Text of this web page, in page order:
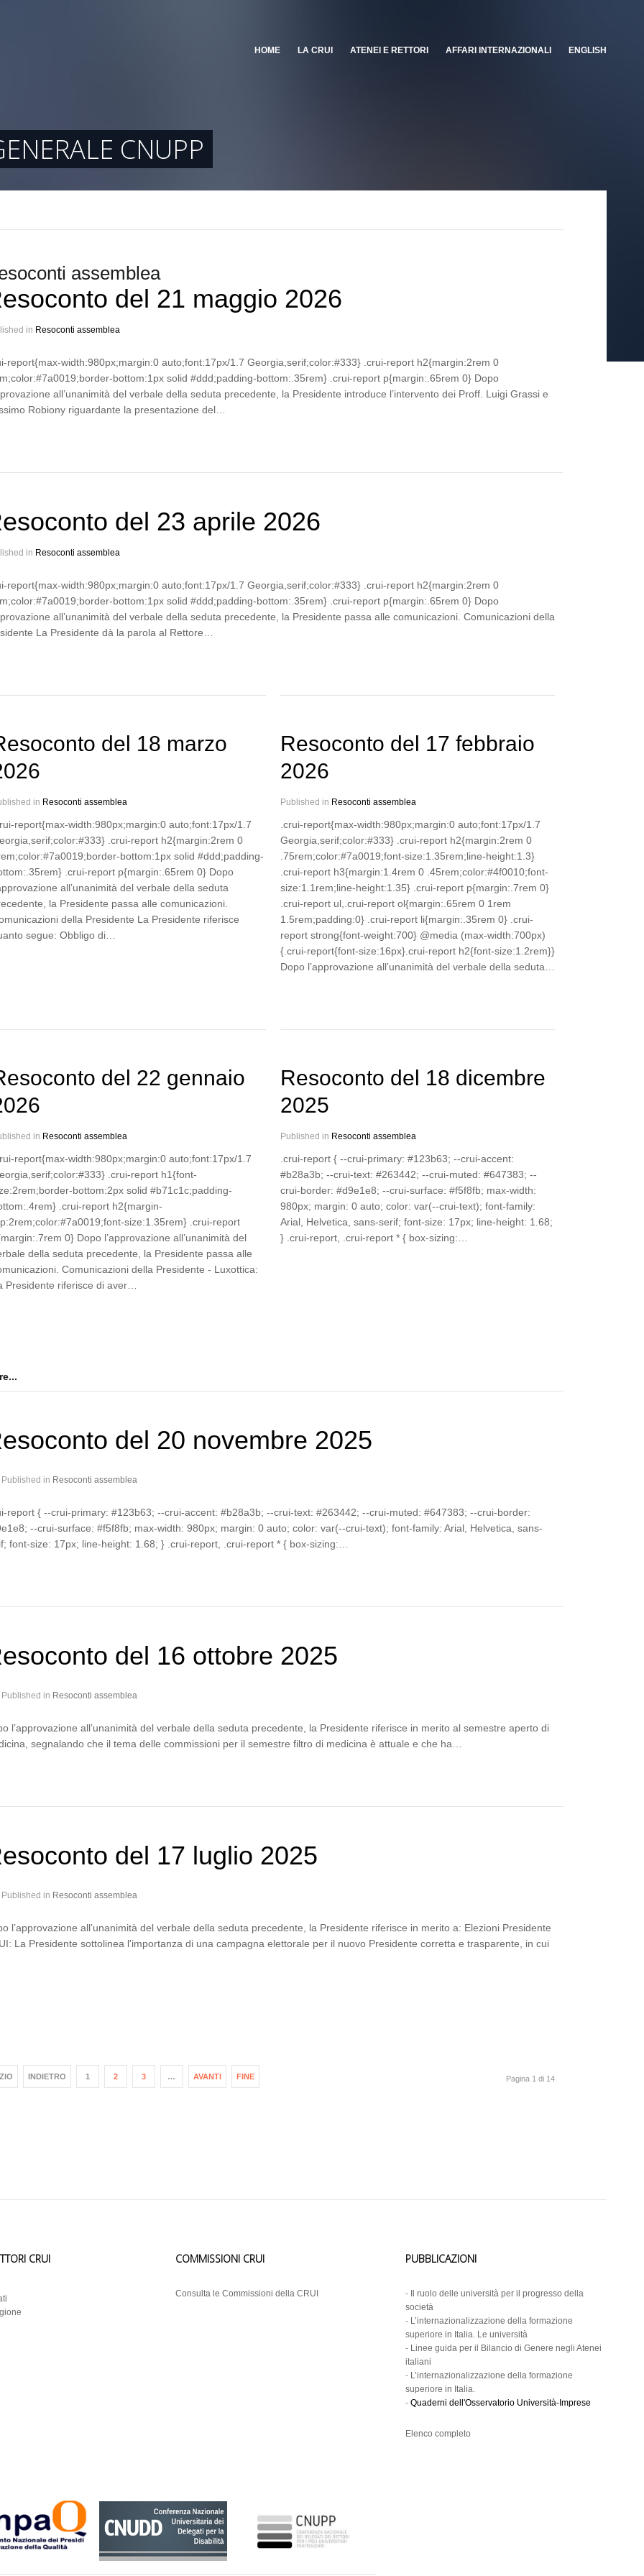
HOME LA CRUI ATENEI E RETTORI AFFARI INTERNAZIONALI ENGLISH
CNUPP
assemblea
del 21 maggio 2026
in Resoconti assemblea
report{max-width:980px;margin:0 auto;font:17px/1.7 Georgia,serif;color:#333} .crui-report h2{margin:2rem 0
bottom:1px solid #ddd;padding-bottom:.35rem} .crui-report p{margin:.65rem 0} Dopo
all’unanimità del verbale della seduta precedente, la Presidente introduce l’intervento dei Proff. Luigi Grassi e
Robiony riguardante la presentazione del…
del 23 aprile 2026
in Resoconti assemblea
report{max-width:980px;margin:0 auto;font:17px/1.7 Georgia,serif;color:#333} .crui-report h2{margin:2rem 0
bottom:1px solid #ddd;padding-bottom:.35rem} .crui-report p{margin:.65rem 0} Dopo
all’unanimità del verbale della seduta precedente, la Presidente passa alle comunicazioni. Comunicazioni della
La Presidente dà la parola al Rettore…
del 18 marzo
in Resoconti assemblea
report{max-width:980px;margin:0 auto;font:17px/1.7
.crui-report h2{margin:2rem 0
bottom:1px solid #ddd;padding-
.crui-report p{margin:.65rem 0} Dopo
all’unanimità del verbale della seduta
la Presidente passa alle comunicazioni.
della Presidente La Presidente riferisce
segue: Obbligo di…
Resoconto del 17 febbraio
2026
Published in Resoconti assemblea
.crui-report{max-width:980px;margin:0 auto;font:17px/1.7
Georgia,serif;color:#333} .crui-report h2{margin:2rem 0
.75rem;color:#7a0019;font-size:1.35rem;line-height:1.3}
.crui-report h3{margin:1.4rem 0 .45rem;color:#4f0010;font-
size:1.1rem;line-height:1.35} .crui-report p{margin:.7rem 0}
.crui-report ul,.crui-report ol{margin:.65rem 0 1rem
1.5rem;padding:0} .crui-report li{margin:.35rem 0} .crui-
report strong{font-weight:700} @media (max-width:700px)
{.crui-report{font-size:16px}.crui-report h2{font-size:1.2rem}}
Dopo l’approvazione all’unanimità del verbale della seduta…
del 22 gennaio
in Resoconti assemblea
report{max-width:980px;margin:0 auto;font:17px/1.7
.crui-report h1{font-
bottom:2px solid #b71c1c;padding-
.crui-report h2{margin-
size:1.35rem} .crui-report
0} Dopo l’approvazione all’unanimità del
della seduta precedente, la Presidente passa alle
Comunicazioni della Presidente - Luxottica:
Presidente riferisce di aver…
Resoconto del 18 dicembre
2025
Published in Resoconti assemblea
.crui-report { --crui-primary: #123b63; --crui-accent:
#b28a3b; --crui-text: #263442; --crui-muted: #647383; --
crui-border: #d9e1e8; --crui-surface: #f5f8fb; max-width:
980px; margin: 0 auto; color: var(--crui-text); font-family:
Arial, Helvetica, sans-serif; font-size: 17px; line-height: 1.68;
} .crui-report, .crui-report * { box-sizing:…
del 20 novembre 2025
Published in Resoconti assemblea
report { --crui-primary: #123b63; --crui-accent: #b28a3b; --crui-text: #263442; --crui-muted: #647383; --crui-border:
--crui-surface: #f5f8fb; max-width: 980px; margin: 0 auto; color: var(--crui-text); font-family: Arial, Helvetica, sans-
font-size: 17px; line-height: 1.68; } .crui-report, .crui-report * { box-sizing:…
del 16 ottobre 2025
Published in Resoconti assemblea
l’approvazione all’unanimità del verbale della seduta precedente, la Presidente riferisce in merito al semestre aperto di
segnalando che il tema delle commissioni per il semestre filtro di medicina è attuale e che ha…
del 17 luglio 2025
Published in Resoconti assemblea
l’approvazione all’unanimità del verbale della seduta precedente, la Presidente riferisce in merito a: Elezioni Presidente
La Presidente sottolinea l'importanza di una campagna elettorale per il nuovo Presidente corretta e trasparente, in cui
INDIETRO 1 2 3 … AVANTI FINE Pagina 1 di 14
CRUI COMMISSIONI CRUI
Consulta le Commissioni della CRUI
PUBBLICAZIONI
-
Il ruolo delle università per il progresso della
società
- L’internazionalizzazione della formazione
superiore in Italia. Le università
- Linee guida per il Bilancio di Genere negli Atenei
italiani
- L’internazionalizzazione della formazione
superiore in Italia.
- Quaderni dell'Osservatorio Università-Imprese
Elenco completo